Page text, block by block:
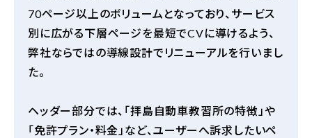
70ページ以上のボリュームとなっており、サービス
別に広がる下層ページを最短でCVに導けるよう、
弊社ならではの導線設計でリニューアルを行いまし
た。
ヘッダー部分では、「拝島自動車教習所の特徴」や
「免許プラン・料金」など、ユーザーへ訴求したいペ